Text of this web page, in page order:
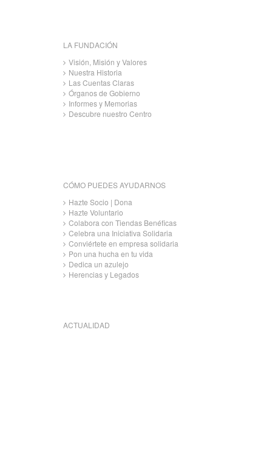
LA FUNDACIÓN
Visión, Misión y Valores
Nuestra Historia
Las Cuentas Claras
Órganos de Gobierno
Informes y Memorias
Descubre nuestro Centro
CÓMO PUEDES AYUDARNOS
Hazte Socio | Dona
Hazte Voluntario
Colabora con Tiendas Benéficas
Celebra una Iniciativa Solidaria
Conviértete en empresa solidaria
Pon una hucha en tu vida
Dedica un azulejo
Herencias y Legados
ACTUALIDAD